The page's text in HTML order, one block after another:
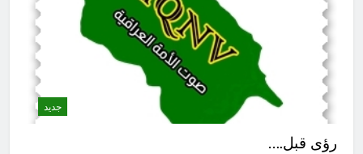
جديد
رؤى قبل….